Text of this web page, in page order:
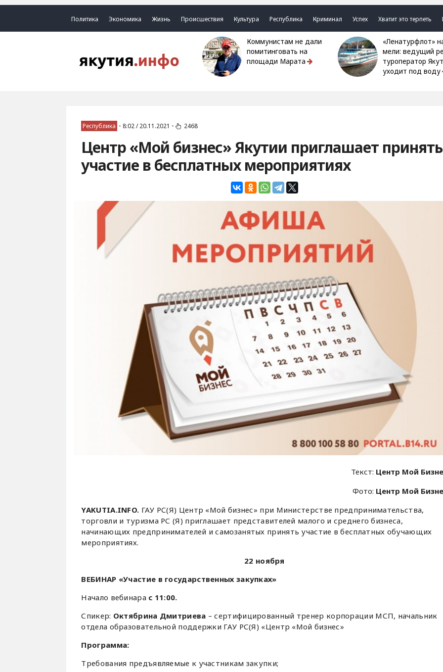
Политика Экономика Жизнь Происшествия Культура Республика Криминал Успех Хватит это терпеть
Коммунистам не дали
помитинговать на
площади Марата
«Ленатурфлот» на
мели: ведущий
туроператор
уходит под воду
Республика • 8:02 / 20.11.2021 • 2468
Центр «Мой бизнес» Якутии приглашает принять
участие в бесплатных мероприятиях
Текст: Центр Мой
Фото: Центр Мой
YAKUTIA.INFO. ГАУ РС(Я) Центр «Мой бизнес» при Министерстве предпринимательства,
торговли и туризма РС (Я) приглашает представителей малого и среднего бизнеса,
начинающих предпринимателей и самозанятых принять участие в бесплатных обучающих
мероприятиях.
22 ноября
ВЕБИНАР «Участие в государственных закупках»
Начало вебинара с 11:00.
Спикер: Октябрина Дмитриева – сертифицированный тренер корпорации МСП, начальник
отдела образовательной поддержки ГАУ РС(Я) «Центр «Мой бизнес»
Программа:
Требования предъявляемые к участникам закупки;